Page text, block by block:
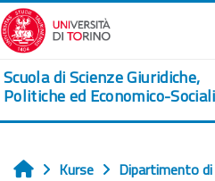
Zum Hauptinhalt
Scuola di Scienze Giuridiche,
Politiche ed Economico-Sociali
Startseite
Kurse
Dipartimento